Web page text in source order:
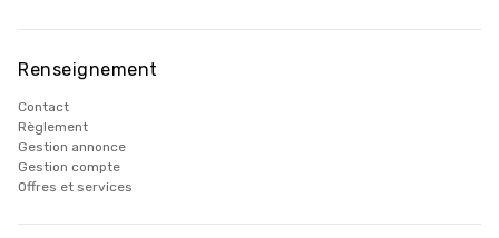
Renseignement
Contact
Règlement
Gestion annonce
Gestion compte
Offres et services